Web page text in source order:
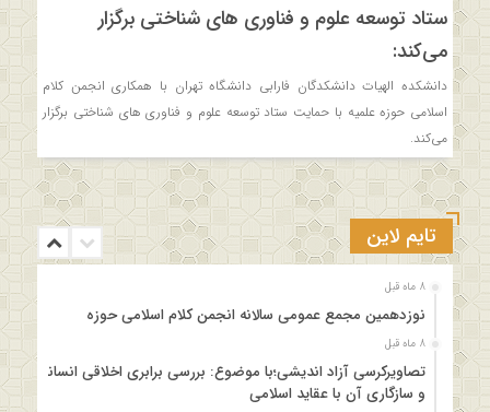
ستاد توسعه علوم و فناوری های شناختی برگزار
می‌کند:
دانشکده الهیات دانشکدگان فارابی دانشگاه تهران با همکاری انجمن کلام
اسلامی حوزه علمیه با حمایت ستاد توسعه علوم و فناوری های شناختی برگزار
می‌کند.
تایم لاین
8 ماه قبل
نوزدهمین مجمع عمومی سالانه انجمن کلام اسلامی حوزه
8 ماه قبل
تصاویرکرسی آزاد اندیشی؛با موضوع: بررسی برابری اخلاقی انسانها
و سازگاری آن با عقاید اسلامی